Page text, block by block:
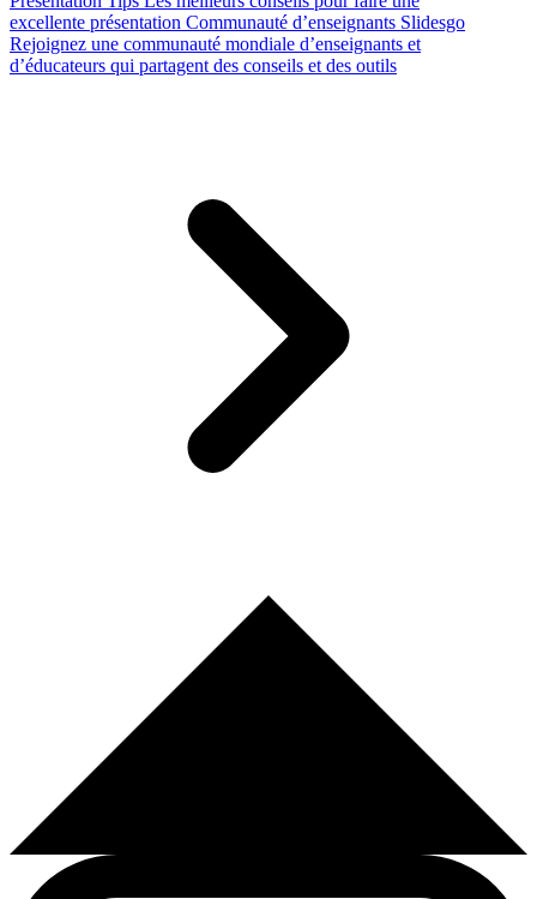
excellente présentation Communauté d’enseignants Slidesgo
Rejoignez une communauté mondiale d’enseignants et
d’éducateurs qui partagent des conseils et des outils